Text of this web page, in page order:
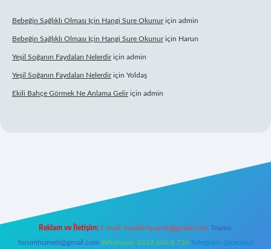
Bebeğin Sağlıklı Olması Için Hangi Sure Okunuriçin admin
Bebeğin Sağlıklı Olması Için Hangi Sure Okunuriçin Harun
Yeşil Soğanın Faydaları Nelerdiriçin admin
Yeşil Soğanın Faydaları Nelerdiriçin Yoldaş
Ekili Bahçe Görmek Ne Anlama Geliriçin admin
Reklam ve İletişim: E-mail: backlinkpaneli@gmail.com Teams:
forumhizmeti@gmail.com Whatsapp: 0262 606 0 726 Telegram: @karabul